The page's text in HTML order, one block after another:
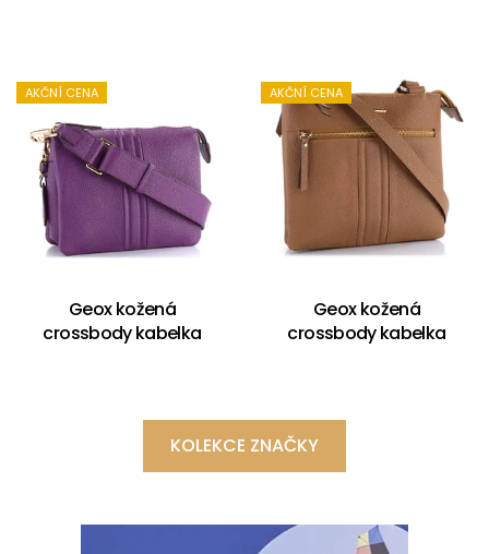
AKČNÍ CENA
Geox kožená
crossbody kabelka
AKČNÍ CENA
Geox kožená
crossbody kabelka
KOLEKCE ZNAČKY